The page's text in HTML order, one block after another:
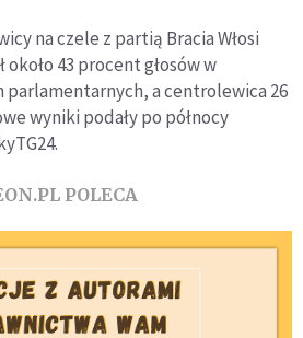
na czele z partią Bracia Włosi
43 procent głosów w
a centrolewica 26
wyniki podały po północy
POLECA